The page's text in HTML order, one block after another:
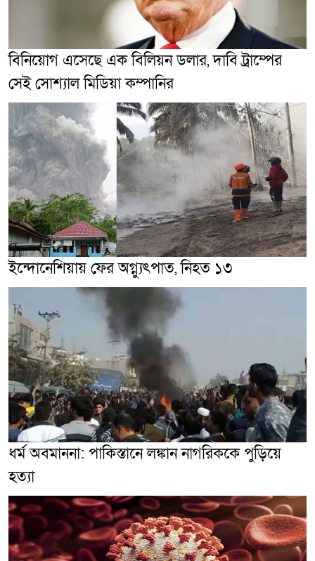
বিনিয়োগ এসেছে এক বিলিয়ন ডলার, দাবি ট্রাম্পের
সেই সোশ্যাল মিডিয়া কম্পানির
ইন্দোনেশিয়ায় ফের অগ্ন্যুৎপাত, নিহত ১৩
ধর্ম অবমাননা: পাকিস্তানে লঙ্কান নাগরিককে পুড়িয়ে
হত্যা